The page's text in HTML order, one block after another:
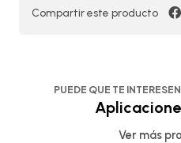
Compartir este producto
PUEDE QUE TE
Ver más